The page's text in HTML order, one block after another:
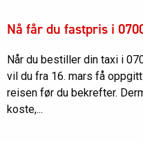
Nå får du fastpris i
Når du bestiller din taxi i
vil du fra 16. mars få
reisen før du bekrefter.
koste,...